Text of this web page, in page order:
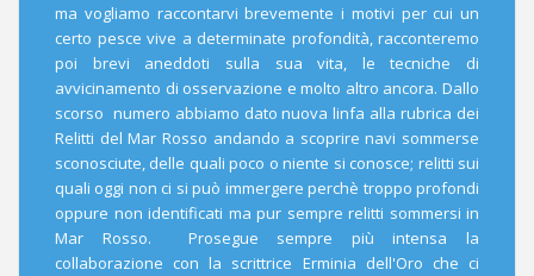
ma vogliamo raccontarvi brevemente i motivi per cui un
certo pesce vive a determinate profondità, racconteremo
poi brevi aneddoti sulla sua vita, le tecniche di
avvicinamento di osservazione e molto altro ancora. Dallo
scorso numero abbiamo dato nuova linfa alla rubrica dei
Relitti del Mar Rosso andando a scoprire navi sommerse
sconosciute, delle quali poco o niente si conosce; relitti sui
quali oggi non ci si può immergere perchè troppo profondi
oppure non identificati ma pur sempre relitti sommersi in
Mar Rosso. Prosegue sempre più intensa la
collaborazione con la scrittrice Erminia dell'Oro che ci